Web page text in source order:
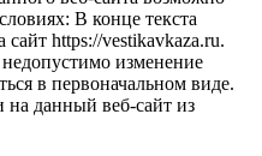
В конце текста
https://vestikavkaza.ru.
изменение
в первоначальном виде.
на данный веб-сайт из